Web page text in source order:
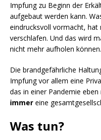
Impfung zu Beginn der
aufgebaut werden kann.
eindrucksvoll vormacht,
verschlafen. Und das wird
nicht mehr aufholen können.
Die brandgefährliche
Impfung vor allem eine
das in einer Pandemie
immer eine
Was tun?